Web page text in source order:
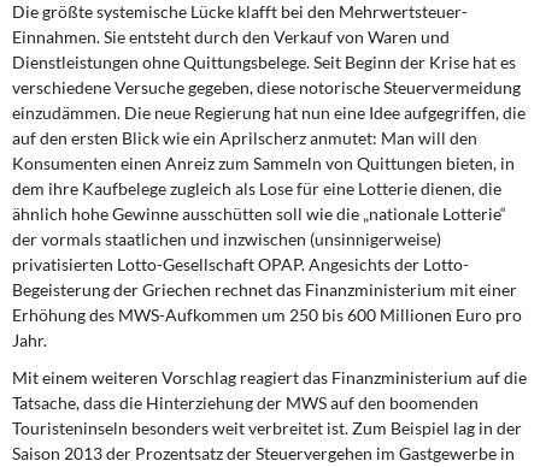
Die größte systemische Lücke klafft bei den Mehrwertsteuer-
Einnahmen. Sie entsteht durch den Verkauf von Waren und
Dienstleistungen ohne Quittungsbelege. Seit Beginn der Krise hat es
verschiedene Versuche gegeben, diese notorische Steuervermeidung
einzudämmen. Die neue Regierung hat nun eine Idee aufgegriffen, die
auf den ersten Blick wie ein Aprilscherz anmutet: Man will den
Konsumenten einen Anreiz zum Sammeln von Quittungen bieten, in
dem ihre Kaufbelege zugleich als Lose für eine Lotterie dienen, die
ähnlich hohe Gewinne ausschütten soll wie die „nationale Lotterie“
der vormals staatlichen und inzwischen (unsinnigerweise)
privatisierten Lotto-Gesellschaft OPAP. Angesichts der Lotto-
Begeisterung der Griechen rechnet das Finanzministerium mit einer
Erhöhung des MWS-Aufkommen um 250 bis 600 Millionen Euro pro
Jahr.
Mit einem weiteren Vorschlag reagiert das Finanzministerium auf die
Tatsache, dass die Hinterziehung der MWS auf den boomenden
Touristeninseln besonders weit verbreitet ist. Zum Beispiel lag in der
Saison 2013 der Prozentsatz der Steuervergehen im Gastgewerbe in